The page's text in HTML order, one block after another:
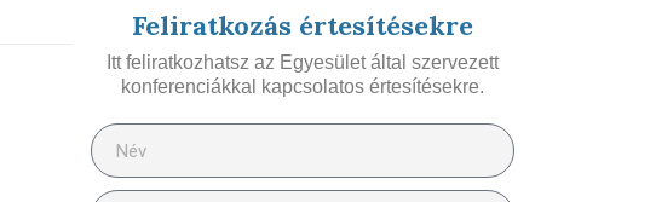
Feliratkozás értesítésekre
Itt feliratkozhatsz az Egyesület által szervezett
konferenciákkal kapcsolatos értesítésekre.